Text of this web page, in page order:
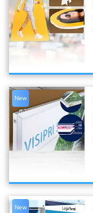
New
New